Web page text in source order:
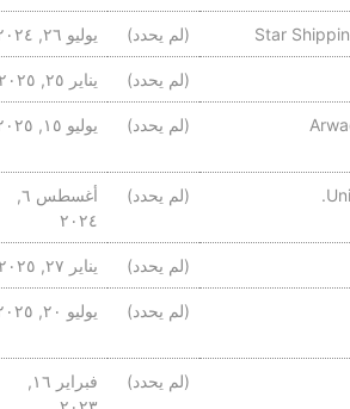
Star (لم يحدد) يوليو ٢٦, ٢٠٢٤
(لم يحدد) يناير ٢٥, ٢٠٢٥
(لم يحدد) يوليو ١٥, ٢٠٢٥
(لم يحدد)
أغسطس ٦,
٢٠٢٤
(لم يحدد) يناير ٢٧, ٢٠٢٥
(لم يحدد) يوليو ٢٠, ٢٠٢٥
(لم يحدد)
فبراير ١٦,